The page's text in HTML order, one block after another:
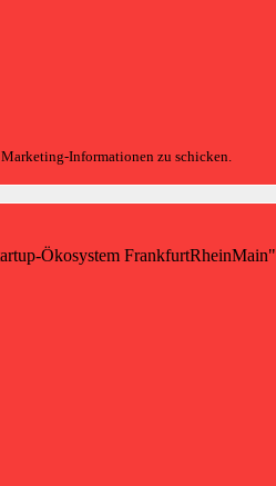
Informationen zu schicken.
Ökosystem FrankfurtRheinMain"